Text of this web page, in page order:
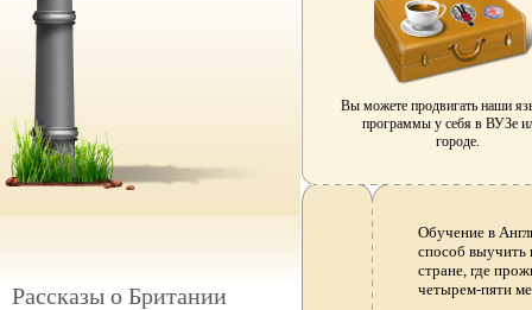
Рассказы о Британии
Вы можете продвигать наши
программы у себя в ВУЗе
городе.
Обучение в
способ выучить
стране, где
четырем-пяти